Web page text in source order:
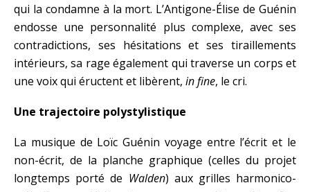
qui la condamne à la mort. L’Antigone-Élise de Guénin
endosse une personnalité plus complexe, avec ses
contradictions, ses hésitations et ses tiraillements
intérieurs, sa rage également qui traverse un corps et
une voix qui éructent et libèrent, in fine, le cri.
Une trajectoire polystylistique
La musique de Loïc Guénin voyage entre l’écrit et le
non-écrit, de la planche graphique (celles du projet
longtemps porté de Walden) aux grilles harmonico-